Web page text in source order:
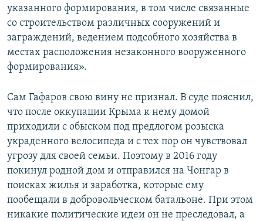
указанного формирования, в том числе связанные
со строительством различных сооружений и
заграждений, ведением подсобного хозяйства в
местах расположения незаконного вооруженного
формирования».
Сам Гафаров свою вину не признал. В суде пояснил,
что после оккупации Крыма к нему домой
приходили с обыском под предлогом розыска
украденного велосипеда и с тех пор он чувствовал
угрозу для своей семьи. Поэтому в 2016 году
покинул родной дом и отправился на Чонгар в
поисках жилья и заработка, которые ему
пообещали в добровольческом батальоне. При этом
никакие политические идеи он не преследовал, а